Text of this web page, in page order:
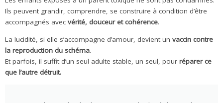
Ils peuvent grandir, comprendre, se construire à condition d’être
accompagnés avec vérité, douceur et cohérence.
La lucidité, si elle s’accompagne d’amour, devient un vaccin contre
la reproduction du schéma.
Et parfois, il suffit d’un seul adulte stable, un seul, pour réparer ce
que l’autre détruit.